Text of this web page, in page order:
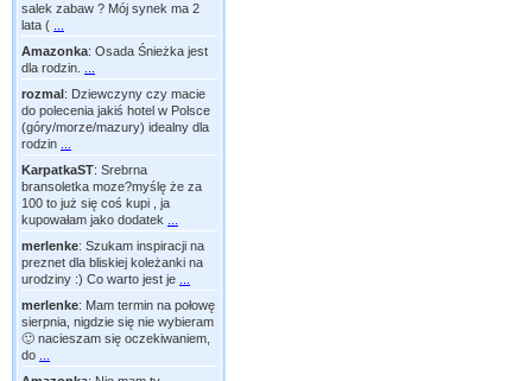
salek zabaw ? Mój synek ma 2
lata (
Amazonka: Osada Śnieżka jest
dla rodzin.
rozmal: Dziewczyny czy macie
do polecenia jakiś hotel w Polsce
(góry/morze/mazury) idealny dla
rodzin
KarpatkaST: Srebrna
bransoletka moze?myślę że za
100 to już się coś kupi , ja
kupowałam jako dodatek
merlenke: Szukam inspiracji na
preznet dla bliskiej koleżanki na
urodziny :) Co warto jest je
merlenke: Mam termin na połowę
sierpnia, nigdzie się nie wybieram
🙂 nacieszam się oczekiwaniem,
do